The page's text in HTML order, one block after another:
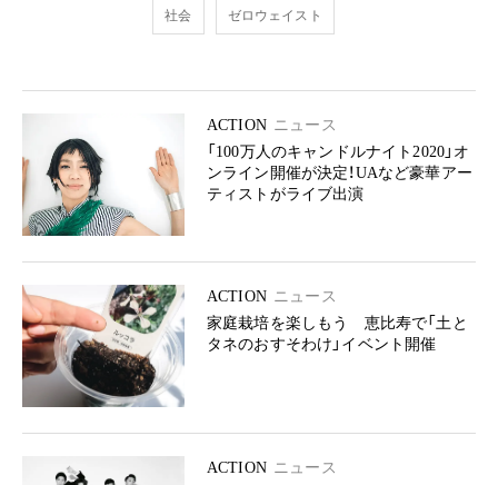
社会 ゼロウェイスト
ACTION ニュース
「100万人のキャンドルナイト2020」オ
ンライン開催が決定！UAなど豪華アー
ティストがライブ出演
ACTION ニュース
家庭栽培を楽しもう 恵比寿で「土と
タネのおすそわけ」イベント開催
ACTION ニュース